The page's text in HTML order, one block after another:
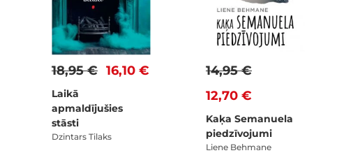
16,10 €
18,95 €
Laikā
apmaldījušies
stāsti
Dzintars Tilaks
12,70 €
14,95 €
Kaķa Semanuela
piedzīvojumi
Liene Behmane